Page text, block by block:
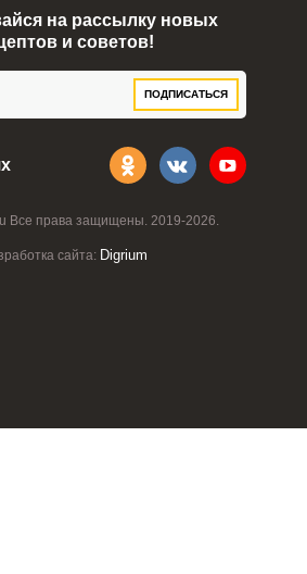
Все права защищены. 2019-2026.
сайта: Digrium
на рассылку новых
и советов!
ПОДПИСАТЬСЯ